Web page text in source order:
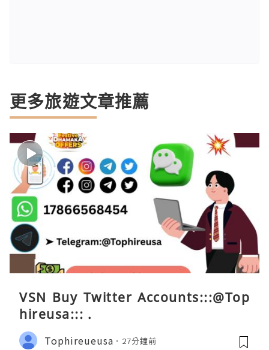
更多旅遊文章推薦
VSN Buy Twitter Accounts:::@Top
hireusa::: .
Tophireueusa 27分鐘前